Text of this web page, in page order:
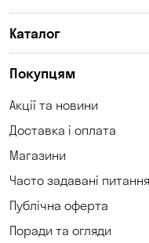
Котівка
Кошари
Крюківщина
Каталог
Покупцям
Акції та новини
Доставка і оплата
Магазини
Часто задавані питання
Публічна оферта
Поради та огляди